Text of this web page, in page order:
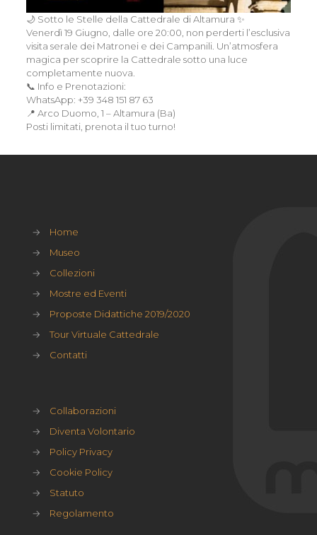
🌙 Sotto le Stelle della Cattedrale di Altamura ✨
Venerdì 19 Giugno, dalle ore 20:00, non perderti l’esclusiva
visita serale dei Matronei e dei Campanili. Un’atmosfera
magica per scoprire la Cattedrale sotto una luce
completamente nuova.
📞 Info e Prenotazioni:
WhatsApp: +39 348 151 87 63
📍 Arco Duomo, 1 – Altamura (Ba)
Posti limitati, prenota il tuo turno!
→
Home
→
Museo
→
Collezioni
→
Mostre ed Eventi
→
Proposte Didattiche 2019/2020
→
Tour Virtuale Cattedrale
→
Contatti
→
Collaborazioni
→
Diventa Volontario
→
Policy Privacy
→
Cookie Policy
→
Statuto
→
Regolamento